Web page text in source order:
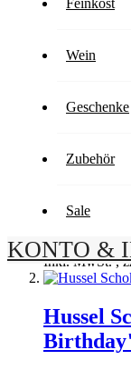
Feinkost
Wein
Geschenke
Zubehör
Sale
KONTO &
Seite 4
Anzeigen
Hussel
47,38 € / 1kg
Inkl. MwSt.,
Hussel